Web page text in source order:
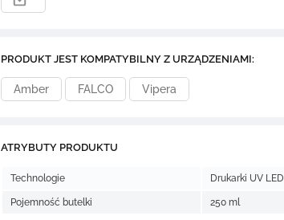
PRODUKT JEST KOMPATYBILNY Z URZĄDZENIAMI:
Amber FALCO Vipera
ATRYBUTY PRODUKTU
Technologie Drukarki UV LED
Pojemność butelki 250 ml